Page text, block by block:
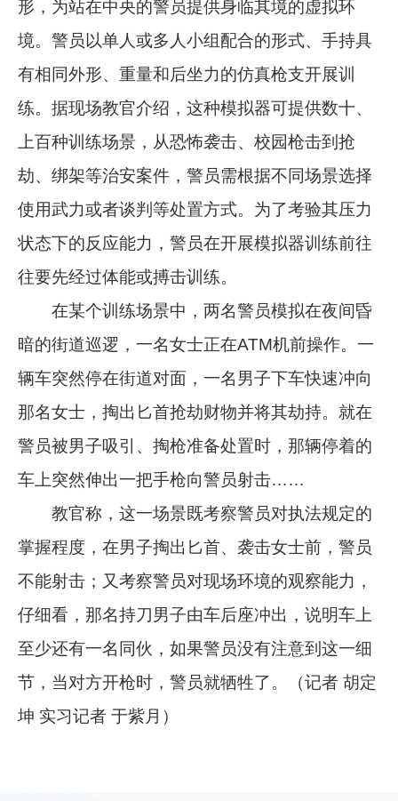
形，为站在中央的警员提供身临其境的虚拟环
境。警员以单人或多人小组配合的形式、手持具
有相同外形、重量和后坐力的仿真枪支开展训
练。据现场教官介绍，这种模拟器可提供数十、
上百种训练场景，从恐怖袭击、校园枪击到抢
劫、绑架等治安案件，警员需根据不同场景选择
使用武力或者谈判等处置方式。为了考验其压力
状态下的反应能力，警员在开展模拟器训练前往
往要先经过体能或搏击训练。
在某个训练场景中，两名警员模拟在夜间昏
暗的街道巡逻，一名女士正在ATM机前操作。一
辆车突然停在街道对面，一名男子下车快速冲向
那名女士，掏出匕首抢劫财物并将其劫持。就在
警员被男子吸引、掏枪准备处置时，那辆停着的
车上突然伸出一把手枪向警员射击……
教官称，这一场景既考察警员对执法规定的
掌握程度，在男子掏出匕首、袭击女士前，警员
不能射击；又考察警员对现场环境的观察能力，
仔细看，那名持刀男子由车后座冲出，说明车上
至少还有一名同伙，如果警员没有注意到这一细
节，当对方开枪时，警员就牺牲了。（记者 胡定
坤 实习记者 于紫月）